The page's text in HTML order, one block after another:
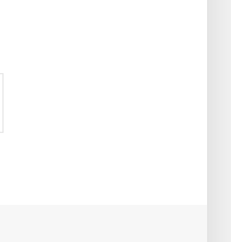
w Miejskiej